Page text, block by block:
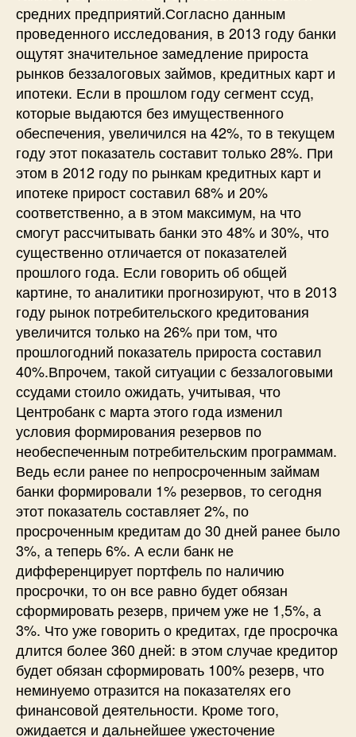
средних предприятий.Согласно данным
проведенного исследования, в 2013 году банки
ощутят значительное замедление прироста
рынков беззалоговых займов, кредитных карт и
ипотеки. Если в прошлом году сегмент ссуд,
которые выдаются без имущественного
обеспечения, увеличился на 42%, то в текущем
году этот показатель составит только 28%. При
этом в 2012 году по рынкам кредитных карт и
ипотеке прирост составил 68% и 20%
соответственно, а в этом максимум, на что
смогут рассчитывать банки это 48% и 30%, что
существенно отличается от показателей
прошлого года. Если говорить об общей
картине, то аналитики прогнозируют, что в 2013
году рынок потребительского кредитования
увеличится только на 26% при том, что
прошлогодний показатель прироста составил
40%.Впрочем, такой ситуации с беззалоговыми
ссудами стоило ожидать, учитывая, что
Центробанк с марта этого года изменил
условия формирования резервов по
необеспеченным потребительским программам.
Ведь если ранее по непросроченным займам
банки формировали 1% резервов, то сегодня
этот показатель составляет 2%, по
просроченным кредитам до 30 дней ранее было
3%, а теперь 6%. А если банк не
дифференцирует портфель по наличию
просрочки, то он все равно будет обязан
сформировать резерв, причем уже не 1,5%, а
3%. Что уже говорить о кредитах, где просрочка
длится более 360 дней: в этом случае кредитор
будет обязан сформировать 100% резерв, что
неминуемо отразится на показателях его
финансовой деятельности. Кроме того,
ожидается и дальнейшее ужесточение